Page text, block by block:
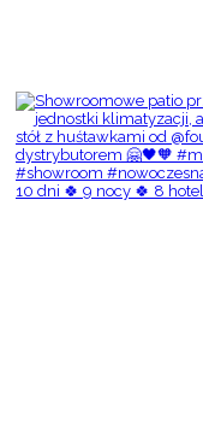
10 dni 🍀 9 nocy 🍀 8